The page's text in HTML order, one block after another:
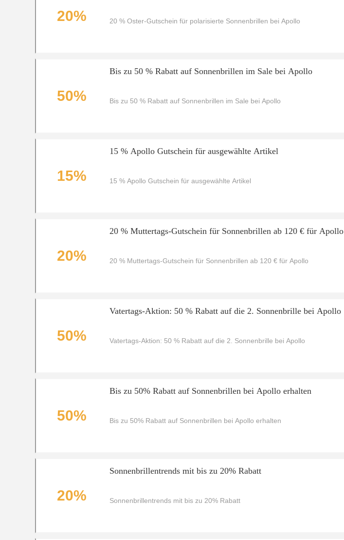
20% 20 % Oster-Gutschein für polarisierte Sonnenbrillen bei Apollo
50%
Bis zu 50 % Rabatt auf Sonnenbrillen im Sale bei Apollo
Bis zu 50 % Rabatt auf Sonnenbrillen im Sale bei Apollo
15%
15 % Apollo Gutschein für ausgewählte Artikel
15 % Apollo Gutschein für ausgewählte Artikel
20%
20 % Muttertags-Gutschein für Sonnenbrillen ab 120 € für Apollo
20 % Muttertags-Gutschein für Sonnenbrillen ab 120 € für Apollo
50%
Vatertags-Aktion: 50 % Rabatt auf die 2. Sonnenbrille bei Apollo
Vatertags-Aktion: 50 % Rabatt auf die 2. Sonnenbrille bei Apollo
50%
Bis zu 50% Rabatt auf Sonnenbrillen bei Apollo erhalten
Bis zu 50% Rabatt auf Sonnenbrillen bei Apollo erhalten
20%
Sonnenbrillentrends mit bis zu 20% Rabatt
Sonnenbrillentrends mit bis zu 20% Rabatt